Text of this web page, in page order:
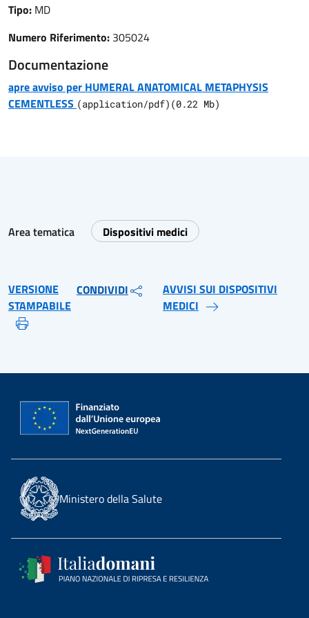
Tipo: MD
Numero Riferimento: 305024
Documentazione
apre avviso per HUMERAL ANATOMICAL METAPHYSIS
CEMENTLESS (application/pdf) (0.22 Mb)
Area tematica Dispositivi medici
VERSIONE
STAMPABILE
CONDIVIDI
AVVISI SUI DISPOSITIVI
MEDICI
Ministero della Salute